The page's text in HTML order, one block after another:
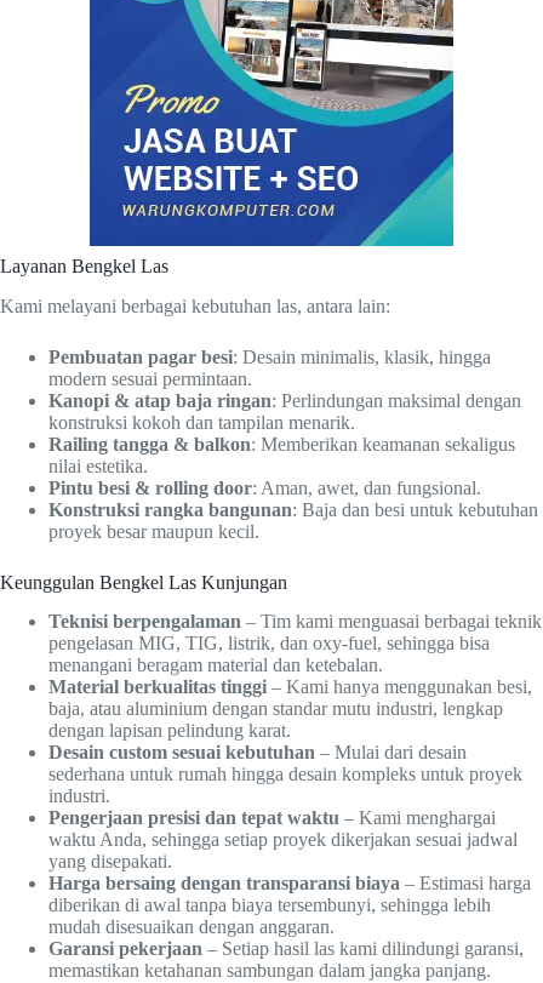
Layanan Bengkel Las
Kami melayani berbagai kebutuhan las, antara lain:
Pembuatan pagar besi: Desain minimalis, klasik, hingga
modern sesuai permintaan.
Kanopi & atap baja ringan: Perlindungan maksimal dengan
konstruksi kokoh dan tampilan menarik.
Railing tangga & balkon: Memberikan keamanan sekaligus
nilai estetika.
Pintu besi & rolling door: Aman, awet, dan fungsional.
Konstruksi rangka bangunan: Baja dan besi untuk kebutuhan
proyek besar maupun kecil.
Keunggulan Bengkel Las Kunjungan
Teknisi berpengalaman – Tim kami menguasai berbagai teknik
pengelasan MIG, TIG, listrik, dan oxy-fuel, sehingga bisa
menangani beragam material dan ketebalan.
Material berkualitas tinggi – Kami hanya menggunakan besi,
baja, atau aluminium dengan standar mutu industri, lengkap
dengan lapisan pelindung karat.
Desain custom sesuai kebutuhan – Mulai dari desain
sederhana untuk rumah hingga desain kompleks untuk proyek
industri.
Pengerjaan presisi dan tepat waktu – Kami menghargai
waktu Anda, sehingga setiap proyek dikerjakan sesuai jadwal
yang disepakati.
Harga bersaing dengan transparansi biaya – Estimasi harga
diberikan di awal tanpa biaya tersembunyi, sehingga lebih
mudah disesuaikan dengan anggaran.
Garansi pekerjaan – Setiap hasil las kami dilindungi garansi,
memastikan ketahanan sambungan dalam jangka panjang.